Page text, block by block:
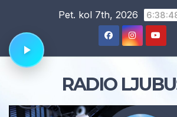
content
Pet. kol 7th, 2026
RADIO